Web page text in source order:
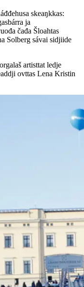
skeaŋkkas:
ja
čađa Šloahtas
Solberg sávai sidjiide
artisttat ledje
ovttas Lena Kristin